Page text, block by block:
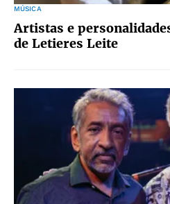
MÚSICA
Artistas e
de Letieres Leite